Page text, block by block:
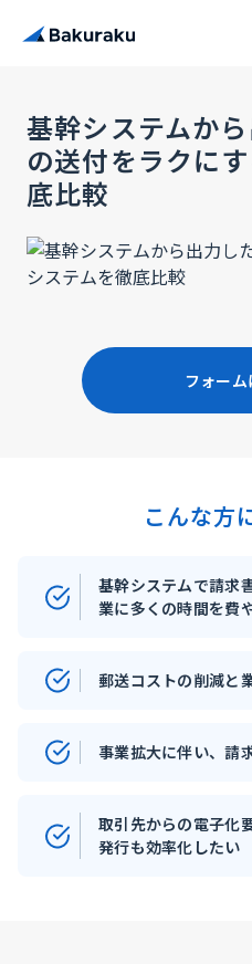
基幹システムか
の送付をラクに
底比較
フォーム
こんな方
基幹システムで請求
業に多くの時間を費
郵送コストの削減と
事業拡大に伴い、請
取引先からの電子化
発行も効率化したい